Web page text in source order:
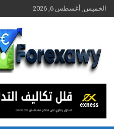
Skip
to
الخميس, أغسطس 6, 2026